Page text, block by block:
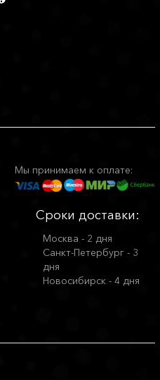
Мы принимаем к оплате:
Сроки доставки:
Москва - 2 дня
Санкт-Петербург - 3
дня
Новосибирск - 4 дня